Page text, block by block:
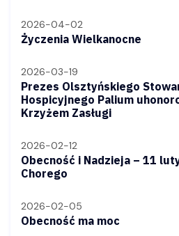
2026-04-02
Życzenia Wielkanocne
2026-03-19
Prezes Olsztyńskiego
Hospicyjnego Palium
Krzyżem Zasługi
2026-02-12
Obecność i Nadzieja – 11
Chorego
2026-02-05
Obecność ma moc